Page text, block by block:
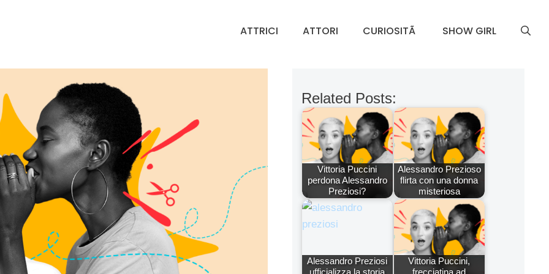
ATTRICI ATTORI CURIOSITÃ SHOW GIRL
Related Posts:
Vittoria Puccini
perdona Alessandro
Preziosi?
Alessandro Prezioso
flirta con una donna
misteriosa
Alessandro Preziosi
Vittoria Puccini,